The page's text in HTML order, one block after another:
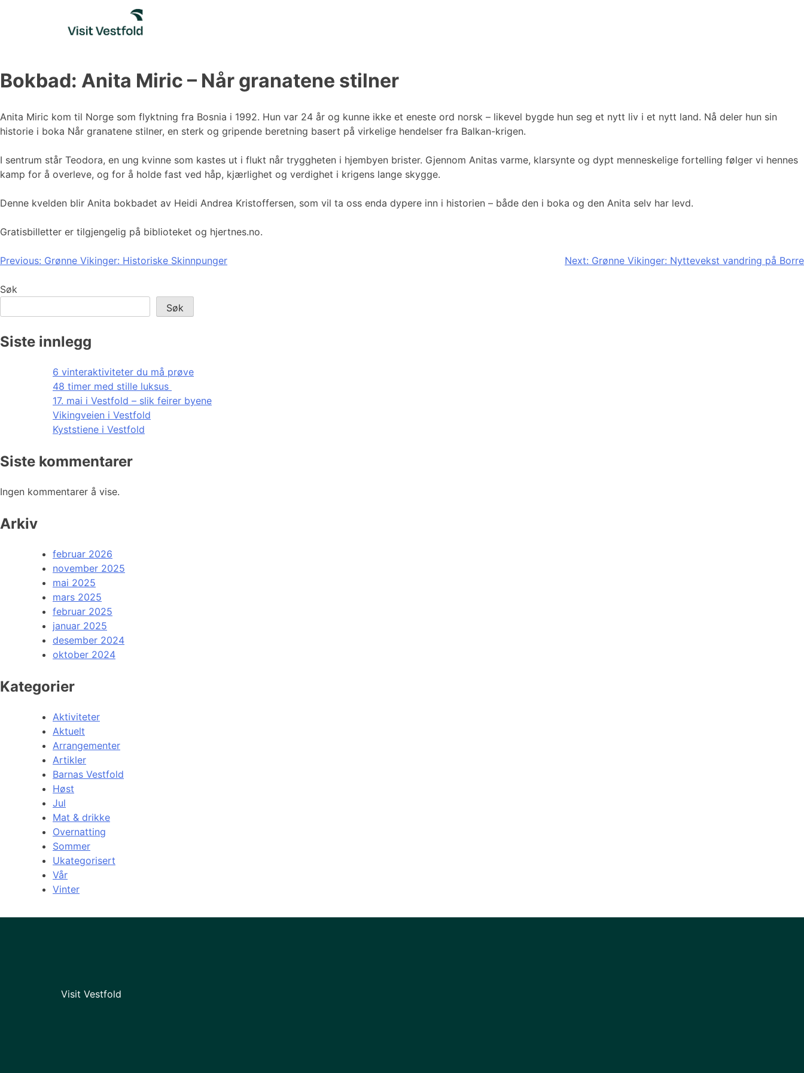
Bokbad: Anita Miric – Når granatene stilner
Anita Miric kom til Norge som flyktning fra Bosnia i 1992. Hun var 24 år og kunne ikke et eneste ord norsk – likevel bygde hun seg et nytt liv i et nytt land. Nå deler hun sin
historie i boka Når granatene stilner, en sterk og gripende beretning basert på virkelige hendelser fra Balkan-krigen.
I sentrum står Teodora, en ung kvinne som kastes ut i flukt når tryggheten i hjembyen brister. Gjennom Anitas varme, klarsynte og dypt menneskelige fortelling følger vi hennes
kamp for å overleve, og for å holde fast ved håp, kjærlighet og verdighet i krigens lange skygge.
Denne kvelden blir Anita bokbadet av Heidi Andrea Kristoffersen, som vil ta oss enda dypere inn i historien – både den i boka og den Anita selv har levd.
Gratisbilletter er tilgjengelig på biblioteket og hjertnes.no.
Innleggsnavigasjon
Previous: Grønne Vikinger: Historiske Skinnpunger Next: Grønne Vikinger: Nyttevekst vandring på Borre
Søk
Søk
Siste innlegg
6 vinteraktiviteter du må prøve
48 timer med stille luksus
17. mai i Vestfold – slik feirer byene
Vikingveien i Vestfold
Kyststiene i Vestfold
Siste kommentarer
Ingen kommentarer å vise.
Arkiv
februar 2026
november 2025
mai 2025
mars 2025
februar 2025
januar 2025
desember 2024
oktober 2024
Kategorier
Aktiviteter
Aktuelt
Arrangementer
Artikler
Barnas Vestfold
Høst
Jul
Mat & drikke
Overnatting
Sommer
Ukategorisert
Vår
Vinter
Visit Vestfold